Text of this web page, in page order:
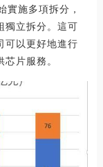
實施多項拆分，
獨立拆分。這可
可以更好地進行
片服務。